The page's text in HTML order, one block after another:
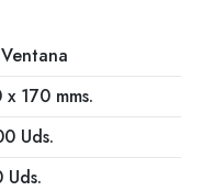
x 170 mms.
Uds.
Uds.